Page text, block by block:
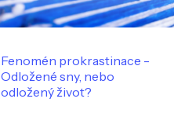
Fenomén prokrastinace -
Odložené sny, nebo
odložený život?